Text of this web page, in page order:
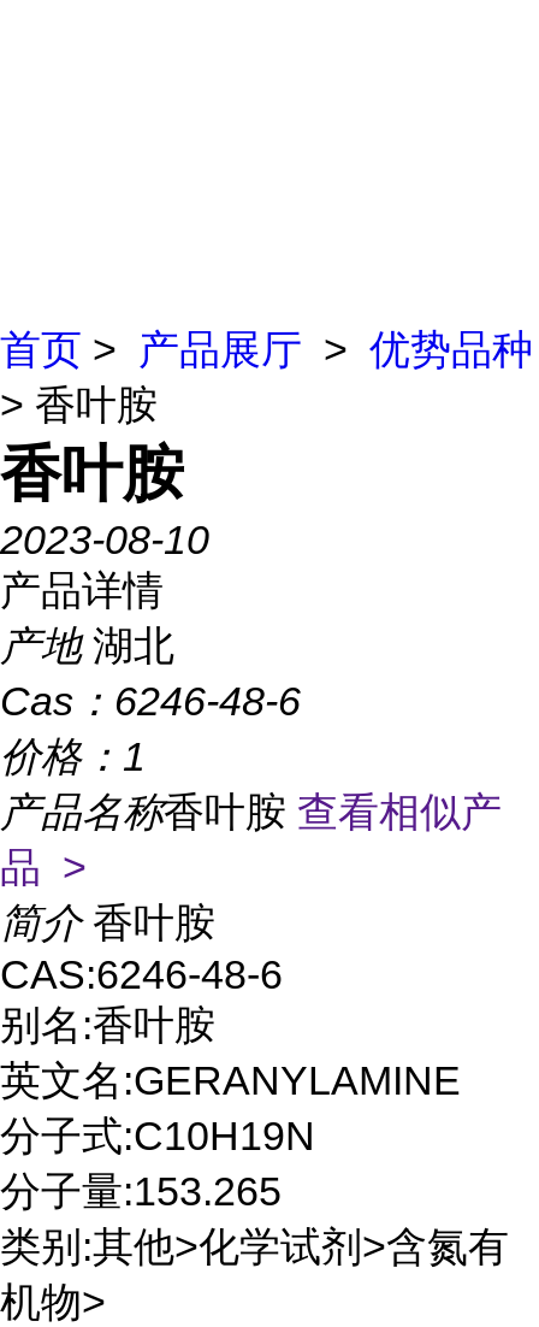
首页 > 产品展厅 > 优势品种
> 香叶胺
香叶胺
2023-08-10
产品详情
产地 湖北
Cas： 6246-48-6
价格： 1
产品名称香叶胺 查看相似产
品 >
简介 香叶胺
CAS:6246-48-6
别名:香叶胺
英文名:GERANYLAMINE
分子式:C10H19N
分子量:153.265
类别:其他>化学试剂>含氮有
机物>